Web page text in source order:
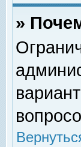
»